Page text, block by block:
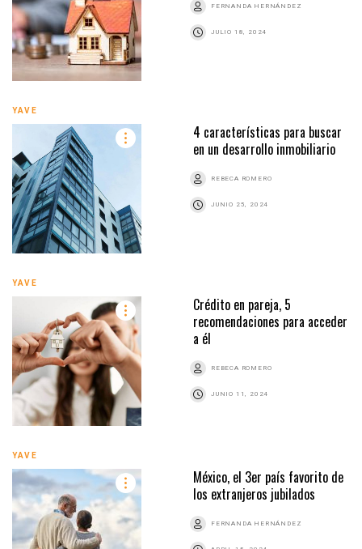
FERNANDA HERNÁNDEZ
JULIO 18, 2024
YAVE
4 características para buscar
en un desarrollo inmobiliario
REBECA ROMERO
JUNIO 25, 2024
YAVE
Crédito en pareja, 5
recomendaciones para acceder
a él
REBECA ROMERO
JUNIO 11, 2024
YAVE
México, el 3er país favorito de
los extranjeros jubilados
FERNANDA HERNÁNDEZ